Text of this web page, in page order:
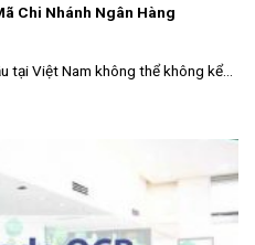
Chi Nhánh Ngân Hàng
tại Việt Nam không thể không kể...